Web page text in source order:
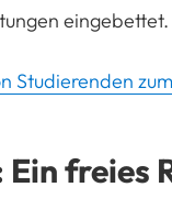
eingebettet.
Studierenden
Ein freies